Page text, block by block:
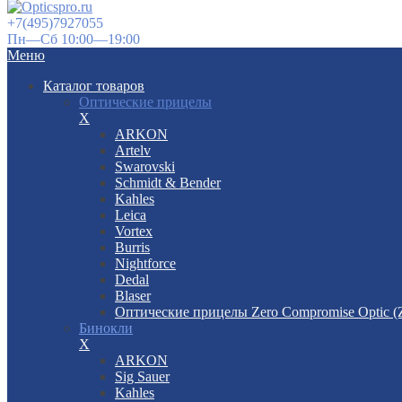
+7(495)7927055
Пн—Сб 10:00—19:00
Меню
Каталог товаров
Оптические прицелы
X
ARKON
Artelv
Swarovski
Schmidt & Bender
Kahles
Leica
Vortex
Burris
Nightforce
Dedal
Blaser
Оптические прицелы Zero Compromise Optic
Бинокли
X
ARKON
Sig Sauer
Kahles